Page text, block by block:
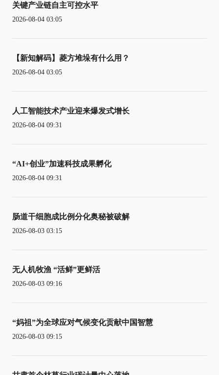
关键产业链自主可控水平
2026-08-04 03:05
【新知解码】菱方堆垛有什么用？
2026-08-04 03:05
人工智能技术产业迎来爆发式增长
2026-08-04 09:31
“AI+创业”加速科技成果孵化
2026-08-04 09:31
肠道干细胞成比例分化奥秘被破解
2026-08-03 03:15
无人机牧渔 “活鲜”更鲜活
2026-08-03 09:16
“妈祖”为全球应对气候变化贡献中国智慧
2026-08-03 09:15